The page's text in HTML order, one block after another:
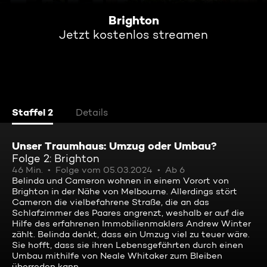
Brighton
Jetzt kostenlos streamen
Staffel 2 Details
Unser Traumhaus: Umzug oder Umbau?
Folge 2: Brighton
46 Min. Folge vom 05.03.2024
Ab 6
Belinda und Cameron wohnen in einem Vorort von
Brighton in der Nähe von Melbourne. Allerdings stört
Cameron die vielbefahrene Straße, die an das
Schlafzimmer des Paares angrenzt, weshalb er auf die
Hilfe des erfahrenen Immobilienmaklers Andrew Winter
zählt. Belinda denkt, dass ein Umzug viel zu teuer wäre.
Sie hofft, dass sie ihren Lebensgefährten durch einen
Umbau mithilfe von Neale Whitaker zum Bleiben